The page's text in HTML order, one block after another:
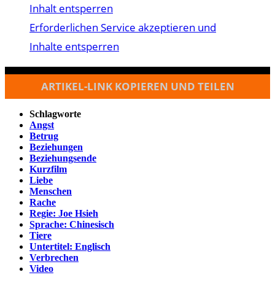
Inhalt entsperren
Erforderlichen Service akzeptieren und
Inhalte entsperren
ARTIKEL-LINK KOPIEREN UND TEILEN
Schlagworte
Angst
Betrug
Beziehungen
Beziehungsende
Kurzfilm
Liebe
Menschen
Rache
Regie: Joe Hsieh
Sprache: Chinesisch
Tiere
Untertitel: Englisch
Verbrechen
Video